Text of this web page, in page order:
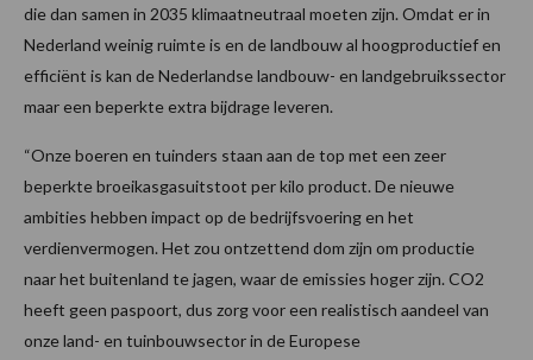
die dan samen in 2035 klimaatneutraal moeten zijn. Omdat er in
Nederland weinig ruimte is en de landbouw al hoogproductief en
efficiënt is kan de Nederlandse landbouw- en landgebruikssector
maar een beperkte extra bijdrage leveren.
“Onze boeren en tuinders staan aan de top met een zeer
beperkte broeikasgasuitstoot per kilo product. De nieuwe
ambities hebben impact op de bedrijfsvoering en het
verdienvermogen. Het zou ontzettend dom zijn om productie
naar het buitenland te jagen, waar de emissies hoger zijn. CO2
heeft geen paspoort, dus zorg voor een realistisch aandeel van
onze land- en tuinbouwsector in de Europese